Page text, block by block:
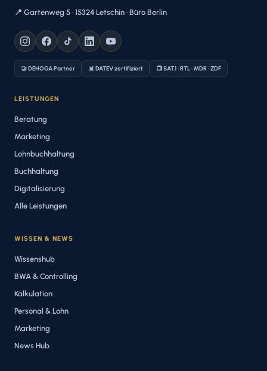
📍 Gartenweg 5 · 15324 Letschin · Büro Berlin
🤝 DEHOGA Partner 📊 DATEV zertifiziert 📺 SAT.1 · RTL · MDR · ZDF
LEISTUNGEN
Beratung
Marketing
Lohnbuchhaltung
Buchhaltung
Digitalisierung
Alle Leistungen
WISSEN & NEWS
Wissenshub
BWA & Controlling
Kalkulation
Personal & Lohn
Marketing
News Hub